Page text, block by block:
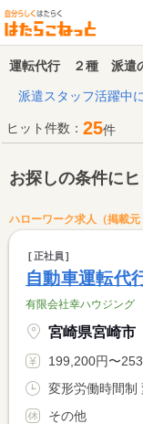
運転代行 ２種 派遣
派遣スタッフ活躍中
ヒット件数： 25件
お探しの条件に
ハローワーク求人（掲載元
正社員
自動車運転代
有限会社幸ハウジン
宮崎県宮崎市
199,200円〜253,200円 ※フルタイ
その他